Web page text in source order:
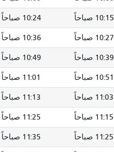
10:15 صباحاً 10:24 صباحاً
10:27 صباحاً 10:36 صباحاً
10:39 صباحاً 10:49 صباحاً
10:51 صباحاً 11:01 صباحاً
11:03 صباحاً 11:13 صباحاً
11:15 صباحاً 11:25 صباحاً
11:25 صباحاً 11:35 صباحاً